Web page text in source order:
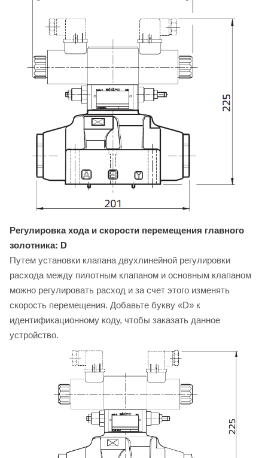
Регулировка хода и скорости перемещения главного
золотника: D
Путем установки клапана двухлинейной регулировки
расхода между пилотным клапаном и основным клапаном
можно регулировать расход и за счет этого изменять
скорость перемещения. Добавьте букву «D» к
идентификационному коду, чтобы заказать данное
устройство.